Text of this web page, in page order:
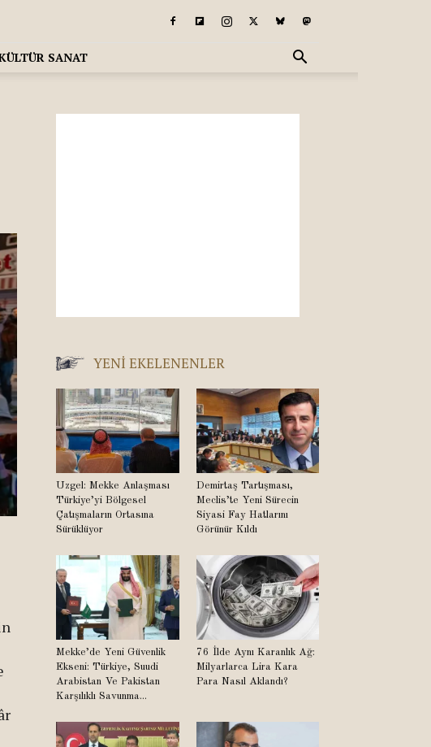
SANAT
YENI EKELENENLER
Uzgel: Mekke Anlaşması
Türkiye’yi Bölgesel
Çatışmaların Ortasına
Sürüklüyor
Demirtaş Tartışması,
Meclis’te Yeni Sürecin
Siyasi Fay Hatlarını
Görünür Kıldı
Mekke’de Yeni Güvenlik
Ekseni: Türkiye, Suudi
Arabistan Ve Pakistan
Karşılıklı Savunma...
76 İlde Aynı Karanlık Ağ:
Milyarlarca Lira Kara
Para Nasıl Aklandı?